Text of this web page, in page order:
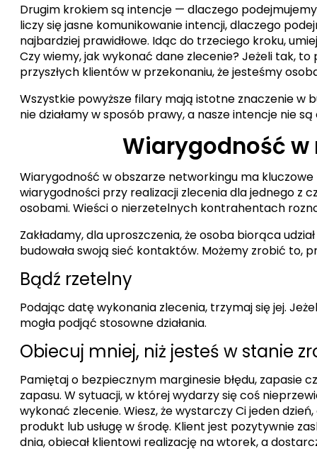
Drugim krokiem są intencje — dlaczego podejmujemy
liczy się jasne komunikowanie intencji, dlaczego
najbardziej prawidłowe. Idąc do trzeciego kroku,
Czy wiemy, jak wykonać dane zlecenie? Jeżeli tak,
przyszłych klientów w przekonaniu, że jesteśmy
Wszystkie powyższe filary mają istotne znaczenie w
nie działamy w sposób prawy, a nasze intencje nie
Wiarygodność
Wiarygodność w obszarze networkingu ma
wiarygodności przy realizacji zlecenia dla jednego z
osobami. Wieści o nierzetelnych kontrahentach
Zakładamy, dla uproszczenia, że osoba biorąca
budowała swoją sieć kontaktów. Możemy zrobić to,
Bądź rzetelny
Podając datę wykonania zlecenia, trzymaj się jej.
mogła podjąć stosowne działania.
Obiecuj mniej, niż jesteś w stanie
Pamiętaj o bezpiecznym marginesie błędu, zapasie
zapasu. W sytuacji, w której wydarzy się coś
wykonać zlecenie. Wiesz, że wystarczy Ci jeden
produkt lub usługę w środę. Klient jest pozytywnie
dnia, obiecał klientowi realizację na wtorek, a